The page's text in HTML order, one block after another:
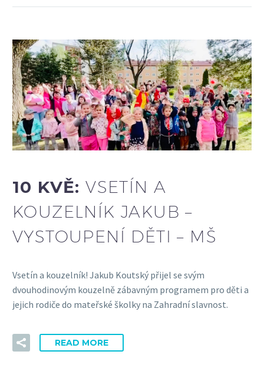
10 KVĚ:VSETÍN A
KOUZELNÍK JAKUB –
VYSTOUPENÍ DĚTI – MŠ
Vsetín a kouzelník! Jakub Koutský přijel se svým
dvouhodinovým kouzelně zábavným programem pro děti a
jejich rodiče do mateřské školky na Zahradní slavnost.
READ MORE